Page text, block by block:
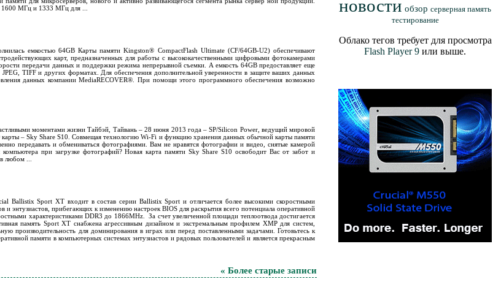
МГц и 1333 МГц для ...
емкостью 64GB Карты памяти Kingston® CompactFlash Ultimate (CF/64GB-U2) обеспечивают
карт, предназначенных для работы с высококачественными цифровыми фотокамерами
передачи данных и поддержки режима непрерывной съемки. А емкость 64GB предоставляет еще
TIFF и других форматах. Для обеспечения дополнительной уверенности в защите ваших данных
данных компании MediaRECOVER®. При помощи этого программного обеспечения возможно
моментами жизни Тайбэй, Тайвань – 28 июня 2013 года – SP/Silicon Power, ведущий мировой
– Sky Share S10. Совмещая технологию Wi-Fi и функцию хранения данных обычной карты памяти
передавать и обмениваться фотографиями. Вам не нравятся фотографии и видео, снятые камерой
при загрузке фотографий? Новая карта памяти Sky Share S10 освободит Вас от забот и
любом ...
Ballistix Sport XT входит в состав серии Ballistix Sport и отличается более высокими скоростными
энтузиастов, прибегающих к изменению настроек BIOS для раскрытия всего потенциала оперативной
характеристиками DDR3 до 1866MHz. За счет увеличенной площади теплоотвода достигается
память Sport XT снабжена агрессивным дизайном и экстремальным профилем XMP для систем,
производительность для доминирования в играх или перед поставленными задачами. Готовьтесь к
памяти в компьютерных системах энтузиастов и рядовых пользователей и является прекрасным
« Более старые записи
новости обзор серверная память
тестирование
Облако тегов требует для просмотра
Flash Player 9 или выше.